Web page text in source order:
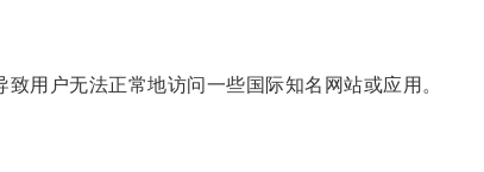
户无法正常地访问一些国际知名网站或应用。